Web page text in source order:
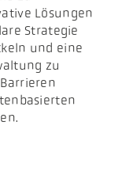
Lösungen
Strategie
und eine
zu